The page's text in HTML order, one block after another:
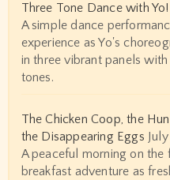
Three Tone Dance with Yo!
A simple dance
experience as Yo's
in three vibrant panels
tones.
The Chicken Coop, the
the Disappearing Eggs
A peaceful morning on the
breakfast adventure as